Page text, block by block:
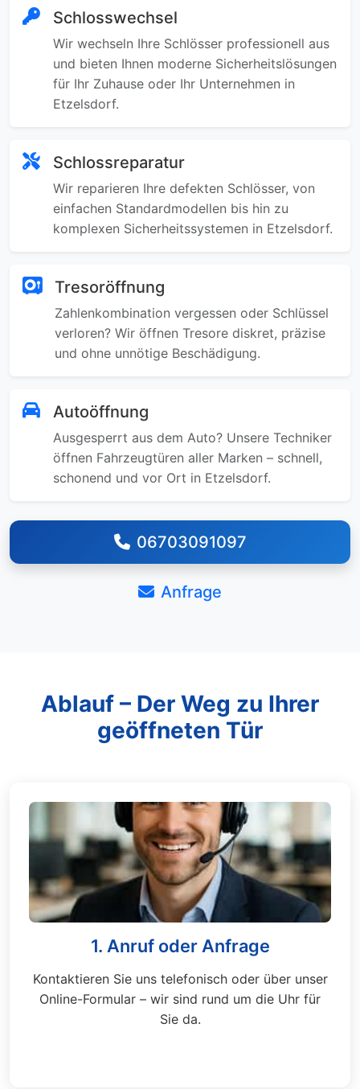
Schlosswechsel
Wir wechseln Ihre Schlösser professionell aus
und bieten Ihnen moderne Sicherheitslösungen
für Ihr Zuhause oder Ihr Unternehmen in
Etzelsdorf.
Schlossreparatur
Wir reparieren Ihre defekten Schlösser, von
einfachen Standardmodellen bis hin zu
komplexen Sicherheitssystemen in Etzelsdorf.
Tresoröffnung
Zahlenkombination vergessen oder Schlüssel
verloren? Wir öffnen Tresore diskret, präzise
und ohne unnötige Beschädigung.
Autoöffnung
Ausgesperrt aus dem Auto? Unsere Techniker
öffnen Fahrzeugtüren aller Marken – schnell,
schonend und vor Ort in Etzelsdorf.
06703091097
Anfrage
Ablauf – Der Weg zu Ihrer
geöffneten Tür
1. Anruf oder Anfrage
Kontaktieren Sie uns telefonisch oder über unser
Online-Formular – wir sind rund um die Uhr für
Sie da.